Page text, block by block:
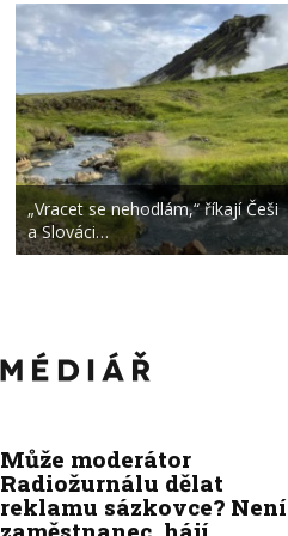
„Vracet se nehodlám,“ říkají Češi
a Slováci…
Může moderátor
Radiožurnálu dělat
reklamu sázkovce? Není